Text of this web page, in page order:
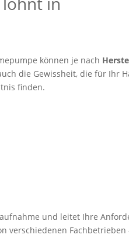
können je nach
die Gewissheit, die für Ihr
finden.
und leitet Ihre
verschiedenen